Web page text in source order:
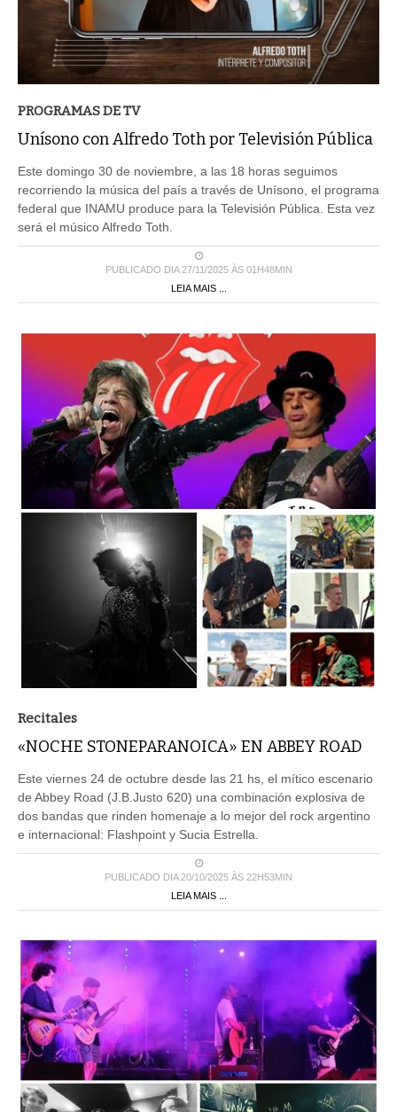
PROGRAMAS DE TV
Unísono con Alfredo Toth por Televisión Pública
Este domingo 30 de noviembre, a las 18 horas seguimos
recorriendo la música del país a través de Unísono, el programa
federal que INAMU produce para la Televisión Pública. Esta vez
será el músico Alfredo Toth.
PUBLICADO DIA 27/11/2025 ÀS 01H48MIN
LEIA MAIS ...
Recitales
«NOCHE STONEPARANOICA» EN ABBEY ROAD
Este viernes 24 de octubre desde las 21 hs, el mítico escenario
de Abbey Road (J.B.Justo 620) una combinación explosiva de
dos bandas que rinden homenaje a lo mejor del rock argentino
e internacional: Flashpoint y Sucia Estrella.
PUBLICADO DIA 20/10/2025 ÀS 22H53MIN
LEIA MAIS ...